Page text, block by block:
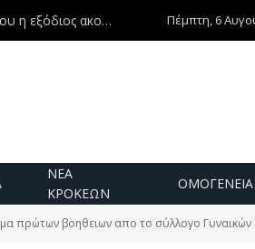
Ντίνος Χριστοφιλάκης – Τη Δευτέρα 3 Αυγούστου η εξόδιος ακολουθία Πέμπτη, 6
ΝΕΑ
ΚΡΟΚΕΩΝ
ΟΜΟΓΕΝΕΙΑ
πρώτων βοηθειων απο το σύλλογο Γυναικών